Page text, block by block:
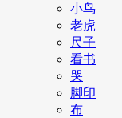
小鸟
老虎
尺子
看书
哭
脚印
布